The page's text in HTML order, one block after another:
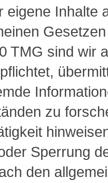
eigene Inhalte
TMG sind wir
zu
Sperrung
den